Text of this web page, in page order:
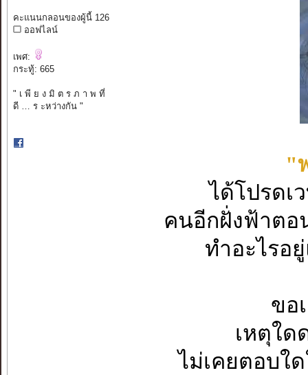
คะแนนกลอนของผู้นี้ 126
ออฟไลน์
เพศ:
กระทู้: 665
" เ พี ย ง มิ ต ร ภ า พ ที่
ดี … ร ะหว่างกัน "
"
ได้โปรดเ
คนอีกฝั่งฟ้าตอ
ทำอะไรอ
ขอ
เหตุใด
ไม่เคยตอบใ